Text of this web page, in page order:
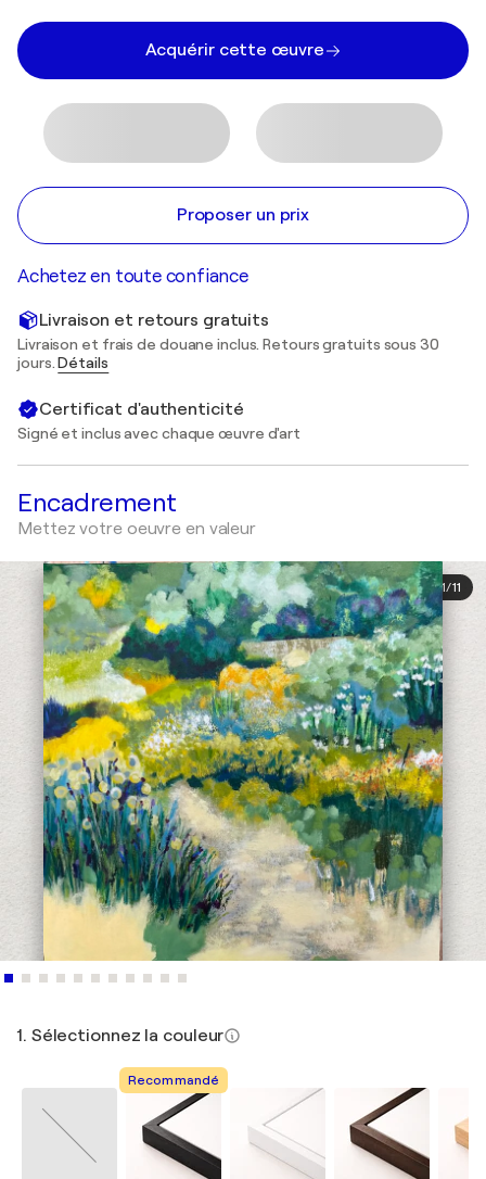
Acquérir cette œuvre
Proposer un prix
Achetez en toute confiance
Livraison et retours gratuits
Livraison et frais de douane inclus. Retours gratuits sous 30
jours.Détails
Certificat d'authenticité
Signé et inclus avec chaque œuvre d'art
Encadrement
Mettez votre oeuvre en valeur
1/11
1. Sélectionnez la couleur
Recommandé